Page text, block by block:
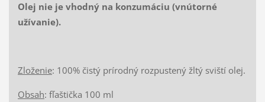
Olej nie je vhodný na konzumáciu (vnútorné
užívanie).
Zloženie: 100% čistý prírodný rozpustený žltý sviští olej.
Obsah: fľaštička 100 ml